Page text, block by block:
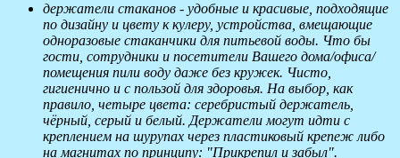
держатели стаканов - удобные и красивые, подходящие
по дизайну и цвету к кулеру, устройства, вмещающие
одноразовые стаканчики для питьевой воды. Что бы
гости, сотрудники и посетители Вашего дома/офиса/
помещения пили воду даже без кружек. Чисто,
гигиенично и с пользой для здоровья. На выбор, как
правило, четыре цвета: серебристый держатель,
чёрный, серый и белый. Держатели могут идти с
креплением на шурупах через пластиковый крепеж либо
на магнитах по принципу: "Прикрепил и забыл".